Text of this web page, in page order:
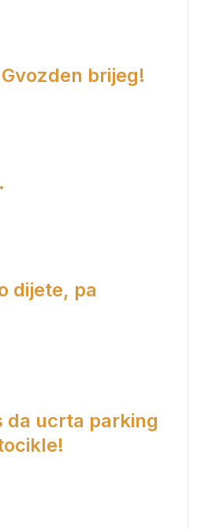
brijeg!
dijete, pa
da ucrta parking